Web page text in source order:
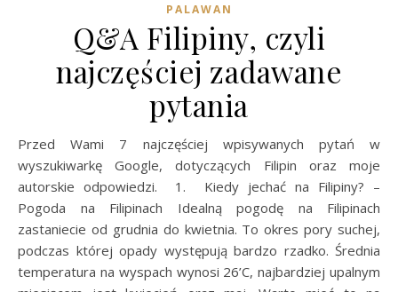
PALAWAN
Q&A Filipiny, czyli
najczęściej zadawane
pytania
Przed Wami 7 najczęściej wpisywanych pytań w
wyszukiwarkę Google, dotyczących Filipin oraz moje
autorskie odpowiedzi. 1. Kiedy jechać na Filipiny? –
Pogoda na Filipinach Idealną pogodę na Filipinach
zastaniecie od grudnia do kwietnia. To okres pory suchej,
podczas której opady występują bardzo rzadko. Średnia
temperatura na wyspach wynosi 26’C, najbardziej upalnym